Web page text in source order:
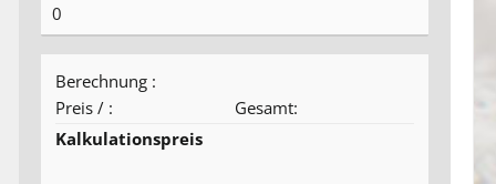
Berechnung :
Preis / :
Gesamt:
Kalkulationspreis